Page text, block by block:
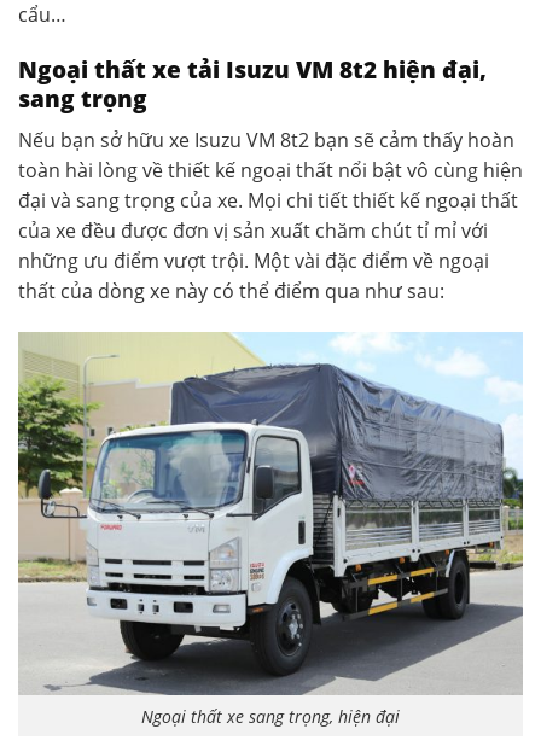
cẩu…
Ngoại thất xe tải Isuzu VM 8t2 hiện đại,
sang trọng
Nếu bạn sở hữu xe Isuzu VM 8t2 bạn sẽ cảm thấy hoàn
toàn hài lòng về thiết kế ngoại thất nổi bật vô cùng hiện
đại và sang trọng của xe. Mọi chi tiết thiết kế ngoại thất
của xe đều được đơn vị sản xuất chăm chút tỉ mỉ với
những ưu điểm vượt trội. Một vài đặc điểm về ngoại
thất của dòng xe này có thể điểm qua như sau:
Ngoại thất xe sang trọng, hiện đại